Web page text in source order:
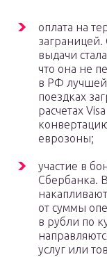
оплата на
заграницей.
выдачи
что она не
в РФ
поездках
расчетах
еврозоны;
участие в
Сбербанка.
от суммы
в рубли по
услуг или